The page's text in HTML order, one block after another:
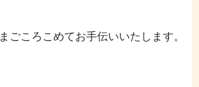
まごころこめてお手伝いいたします。